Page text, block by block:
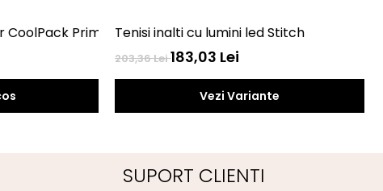
Prime 41 cm DISNEY STITCH
Tenisi inalti cu lumini led Stitch
203,36 Lei183,03 Lei
Vezi Variante
SUPORT CLIENTI